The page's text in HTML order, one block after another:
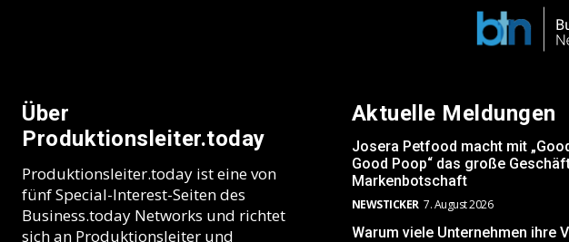
Über
Produktionsleiter.today
Produktionsleiter.today ist eine von
fünf Special-Interest-Seiten des
Business.today Networks und richtet
sich an Produktionsleiter und
Aktuelle Meldungen
Josera Petfood macht mit
Good Poop“ das große
Markenbotschaft
NEWSTICKER 7. August 2026
Warum viele Unternehmen ihre